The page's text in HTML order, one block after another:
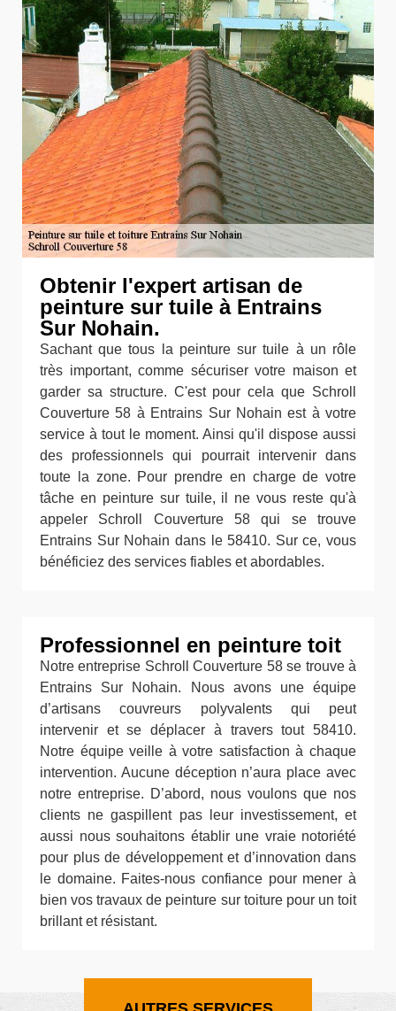
Obtenir l'expert artisan de
peinture sur tuile à Entrains
Sur Nohain.
Sachant que tous la peinture sur tuile à un rôle
très important, comme sécuriser votre maison et
garder sa structure. C'est pour cela que Schroll
Couverture 58 à Entrains Sur Nohain est à votre
service à tout le moment. Ainsi qu'il dispose aussi
des professionnels qui pourrait intervenir dans
toute la zone. Pour prendre en charge de votre
tâche en peinture sur tuile, il ne vous reste qu'à
appeler Schroll Couverture 58 qui se trouve
Entrains Sur Nohain dans le 58410. Sur ce, vous
bénéficiez des services fiables et abordables.
Professionnel en peinture toit
Notre entreprise Schroll Couverture 58 se trouve à
Entrains Sur Nohain. Nous avons une équipe
d’artisans couvreurs polyvalents qui peut
intervenir et se déplacer à travers tout 58410.
Notre équipe veille à votre satisfaction à chaque
intervention. Aucune déception n’aura place avec
notre entreprise. D’abord, nous voulons que nos
clients ne gaspillent pas leur investissement, et
aussi nous souhaitons établir une vraie notoriété
pour plus de développement et d’innovation dans
le domaine. Faites-nous confiance pour mener à
bien vos travaux de peinture sur toiture pour un toit
brillant et résistant.